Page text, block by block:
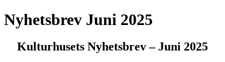
Nyhetsbrev Juni 2025
Kulturhusets Nyhetsbrev – Juni 2025